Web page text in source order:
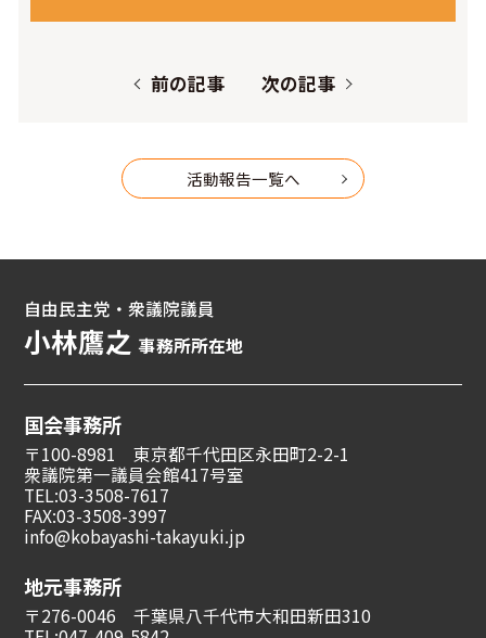
前の記事 次の記事
活動報告一覧へ
自由民主党・衆議院議員
小林鷹之事務所所在地
国会事務所
〒100-8981 東京都千代田区永田町2-2-1
衆議院第一議員会館417号室
TEL:03-3508-7617
FAX:03-3508-3997
info@kobayashi-takayuki.jp
地元事務所
〒276-0046 千葉県八千代市大和田新田310